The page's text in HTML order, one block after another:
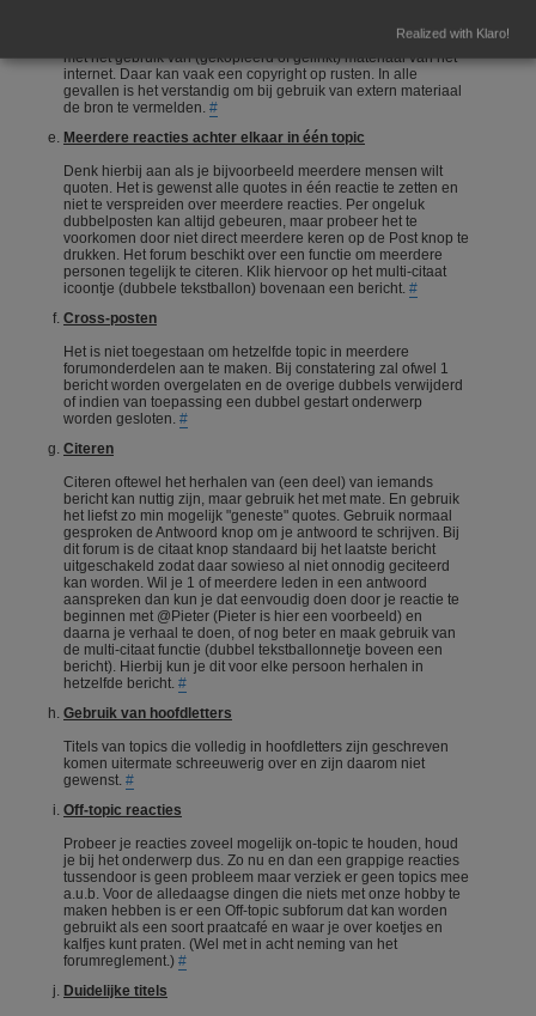
materiaal zal nooit een probleem zijn. Wees echter voorzichtig
met het gebruik van (gekopieerd of gelinkt) materiaal van het
internet. Daar kan vaak een copyright op rusten. In alle
gevallen is het verstandig om bij gebruik van extern materiaal
de bron te vermelden. #
Meerdere reacties achter elkaar in één topic
Denk hierbij aan als je bijvoorbeeld meerdere mensen wilt
quoten. Het is gewenst alle quotes in één reactie te zetten en
niet te verspreiden over meerdere reacties. Per ongeluk
dubbelposten kan altijd gebeuren, maar probeer het te
voorkomen door niet direct meerdere keren op de Post knop te
drukken. Het forum beschikt over een functie om meerdere
personen tegelijk te citeren. Klik hiervoor op het multi-citaat
icoontje (dubbele tekstballon) bovenaan een bericht. #
Cross-posten
Het is niet toegestaan om hetzelfde topic in meerdere
forumonderdelen aan te maken. Bij constatering zal ofwel 1
bericht worden overgelaten en de overige dubbels verwijderd
of indien van toepassing een dubbel gestart onderwerp
worden gesloten. #
Citeren
Citeren oftewel het herhalen van (een deel) van iemands
bericht kan nuttig zijn, maar gebruik het met mate. En gebruik
het liefst zo min mogelijk "geneste" quotes. Gebruik normaal
gesproken de Antwoord knop om je antwoord te schrijven. Bij
dit forum is de citaat knop standaard bij het laatste bericht
uitgeschakeld zodat daar sowieso al niet onnodig geciteerd
kan worden. Wil je 1 of meerdere leden in een antwoord
aanspreken dan kun je dat eenvoudig doen door je reactie te
beginnen met @Pieter (Pieter is hier een voorbeeld) en
daarna je verhaal te doen, of nog beter en maak gebruik van
de multi-citaat functie (dubbel tekstballonnetje boveen een
bericht). Hierbij kun je dit voor elke persoon herhalen in
hetzelfde bericht. #
Gebruik van hoofdletters
Titels van topics die volledig in hoofdletters zijn geschreven
komen uitermate schreeuwerig over en zijn daarom niet
gewenst. #
Off-topic reacties
Probeer je reacties zoveel mogelijk on-topic te houden, houd
je bij het onderwerp dus. Zo nu en dan een grappige reacties
tussendoor is geen probleem maar verziek er geen topics mee
a.u.b. Voor de alledaagse dingen die niets met onze hobby te
maken hebben is er een Off-topic subforum dat kan worden
gebruikt als een soort praatcafé en waar je over koetjes en
kalfjes kunt praten. (Wel met in acht neming van het
forumreglement.) #
Duidelijke titels
Realized with Klaro!